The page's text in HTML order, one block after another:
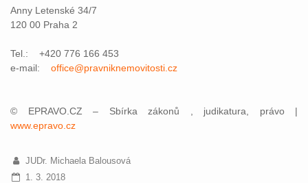
Anny Letenské 34/7
120 00 Praha 2
Tel.: +420 776 166 453
e-mail: office@pravniknemovitosti.cz
© EPRAVO.CZ – Sbírka zákonů , judikatura, právo |
www.epravo.cz
JUDr. Michaela Balousová
1. 3. 2018